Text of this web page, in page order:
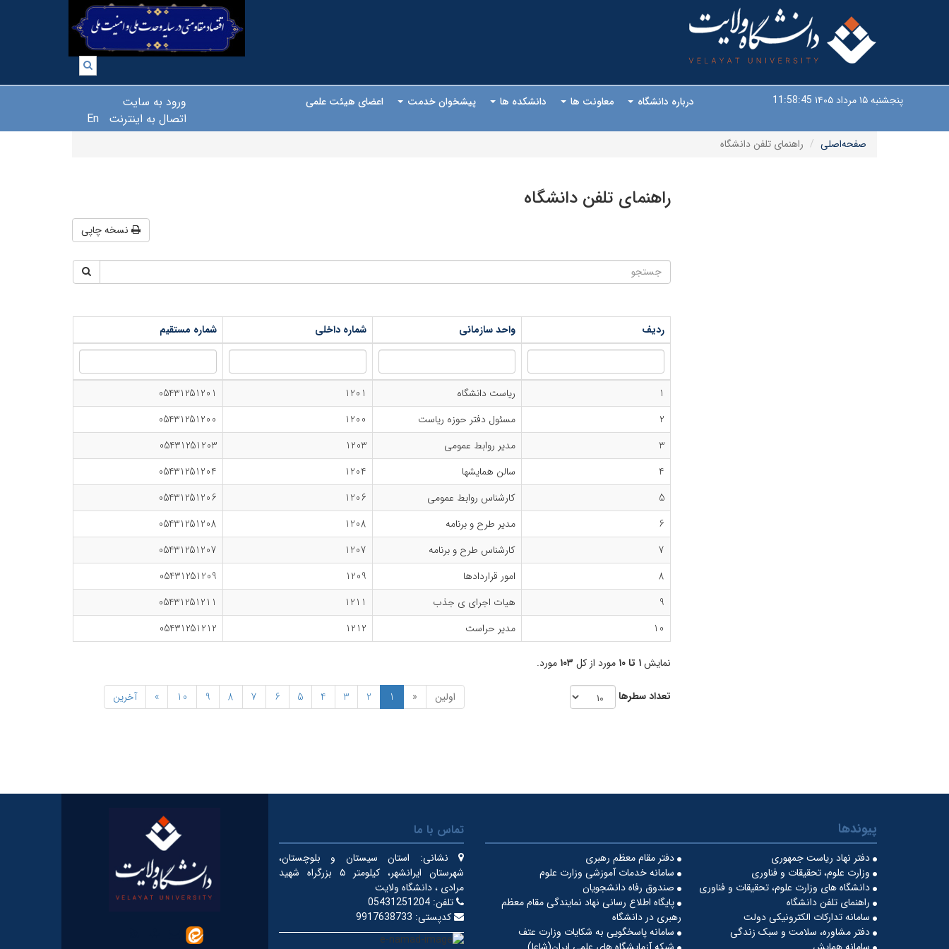
پنجشنبه ۱۵ مرداد ۱۴۰۵ 11:58:46
ورود به سایت
اتصال به اینترنت
En
درباره دانشگاه معاونت ها دانشکده ها پیشخوان خدمت اعضای هیئت علمی
صفحه‌اصلی راهنمای تلفن دانشگاه
راهنمای تلفن دانشگاه
نسخه چاپی
ردیف واحد سازمانی شماره داخلی شماره مستقیم
1 ریاست دانشگاه 1201
05431251201
2
مسئول دفتر حوزه ریاست 1200
05431251200
3
مدیر روابط عمومی 1203
05431251203
4
سالن همایشها 1204
05431251204
5
کارشناس روابط عمومی 1206
05431251206
6
مدیر طرح و برنامه 1208
05431251208
7
کارشناس طرح و برنامه 1207
05431251207
8
امور قراردادها 1209
05431251209
9
هیات اجرای ی جذب 1211
05431251211
10
مدیر حراست 1212
05431251212
نمایش۱ تا ۱۰ مورد از کل ۱۰۳ مورد.
تعداد سطرها اولین «
1
2
3
4
5
6
7
8
9
10
» آخرین
پیوندها
دفتر مقام معظم رهبری
دفتر نهاد ریاست جمهوری
سامانه خدمات آموزشی وزارت علوم
وزارت علوم، تحقیقات و فناوری
صندوق رفاه دانشجویان
دانشگاه های وزارت علوم، تحقیقات و فناوری
پایگاه اطلاع رسانی نهاد نمایندگی مقام معظم
رهبری در دانشگاه
راهنمای تلفن دانشگاه
سامانه تدارکات الکترونیکی دولت
سامانه پاسخگویی به شکایات وزارت عتف
دفتر مشاوره، سلامت و سبک زندگی
تماس با ما
نشانی: استان سیستان و بلوچستان،
شهرستان ایرانشهر، کیلومتر ۵ بزرگراه شهید
مرادی ، دانشگاه ولایت
تلفن: 05431251204
کدپستی: 9917638733